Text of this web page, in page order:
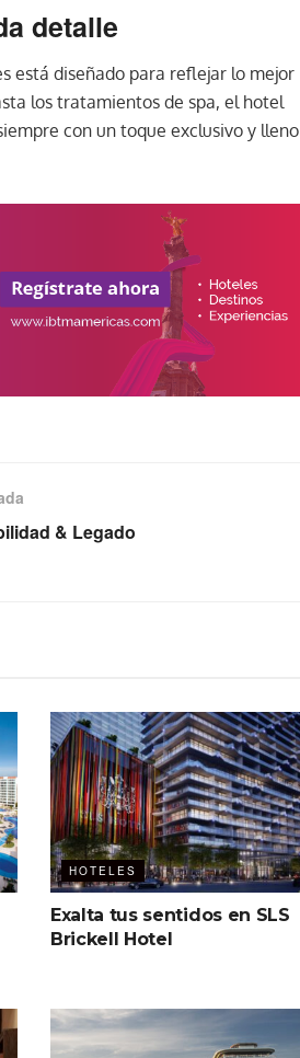
detalle
está diseñado para reflejar lo mejor
los tratamientos de spa, el hotel
con un toque exclusivo y lleno
& Legado
HOTELES
Exalta tus sentidos en SLS
Brickell Hotel